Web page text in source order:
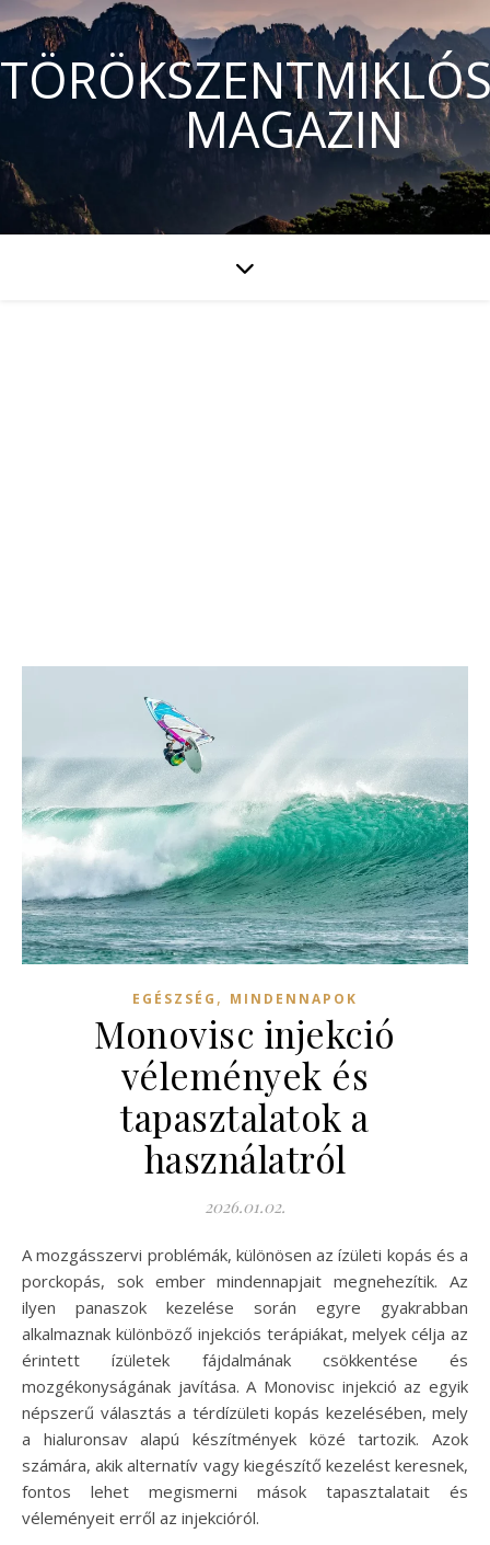
MAGAZIN
EGÉSZSÉG , MINDENNAPOK
Monovisc injekció
vélemények és
tapasztalatok a
használatról
2026.01.02.
A mozgásszervi problémák, különösen az ízületi kopás és a
porckopás, sok ember mindennapjait megnehezítik. Az
ilyen panaszok kezelése során egyre gyakrabban
alkalmaznak különböző injekciós terápiákat, melyek célja az
érintett ízületek fájdalmának csökkentése és
mozgékonyságának javítása. A Monovisc injekció az egyik
népszerű választás a térdízületi kopás kezelésében, mely
a hialuronsav alapú készítmények közé tartozik. Azok
számára, akik alternatív vagy kiegészítő kezelést keresnek,
fontos lehet megismerni mások tapasztalatait és
véleményeit erről az injekcióról.